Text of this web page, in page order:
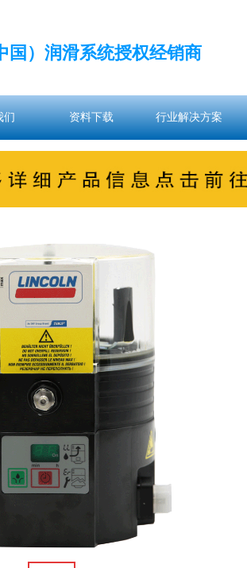
们 资料下载 行业解决方案
国）润滑系统授权经销商